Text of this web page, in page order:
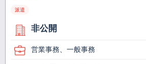
派遣
非公開
営業事務、一般事務